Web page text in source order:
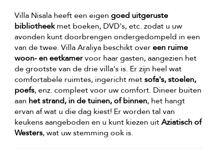
Villa Nisala heeft een eigen goed uitgeruste
bibliotheekmet boeken, DVD's, etc. zodat u uw
avonden kunt doorbrengen ondergedompeld in een
van de twee. Villa Araliya beschikt overeen ruime
woon- en eetkamervoor haar gasten, aangezien het
de grootste van de drie villa's is. Er zijn heel wat
comfortabele ruimtes, ingericht metsofa's, stoelen,
poefs, enz. compleet voor uw comfort. Dineer buiten
aan het strand, in de tuinen, of binnen, het hangt
ervan af wat u die dag kiest! Er worden tal van
keukens aangeboden en u kunt kiezen uitAziatisch of
Westers, wat uw stemming ook is.